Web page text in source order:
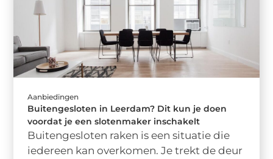
Aanbiedingen
Buitengesloten in Leerdam? Dit kun je doen
voordat je een slotenmaker inschakelt
Buitengesloten raken is een situatie die
iedereen kan overkomen. Je trekt de deur